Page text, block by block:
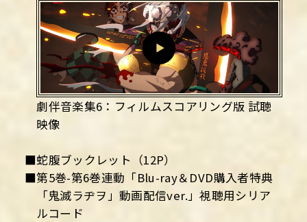
劇伴音楽集6：フィルムスコアリング版 試聴
映像
■蛇腹ブックレット（12P）
■第5巻-第6巻連動「Blu-ray＆DVD購入者特典
「鬼滅ラヂヲ」動画配信ver.」視聴用シリア
ルコード